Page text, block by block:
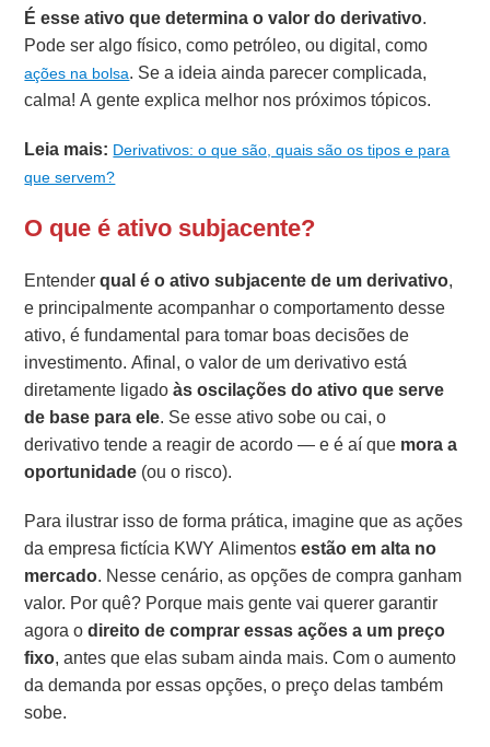
É esse ativo que determina o valor do derivativo.
Pode ser algo físico, como petróleo, ou digital, como
ações na bolsa. Se a ideia ainda parecer complicada,
calma! A gente explica melhor nos próximos tópicos.
Leia mais: Derivativos: o que são, quais são os tipos e para
que servem?
O que é ativo subjacente?
Entenderqual é o ativo subjacente de um derivativo,
e principalmente acompanhar o comportamento desse
ativo, é fundamental para tomar boas decisões de
investimento. Afinal, o valor de um derivativo está
diretamente ligadoàs oscilações do ativo que serve
de base para ele. Se esse ativo sobe ou cai, o
derivativo tende a reagir de acordo — e é aí que mora a
oportunidade (ou o risco).
Para ilustrar isso de forma prática, imagine que as ações
da empresa fictícia KWY Alimentosestão em alta no
mercado. Nesse cenário, as opções de compra ganham
valor. Por quê? Porque mais gente vai querer garantir
agora odireito de comprar essas ações a um preço
fixo, antes que elas subam ainda mais. Com o aumento
da demanda por essas opções, o preço delas também
sobe.